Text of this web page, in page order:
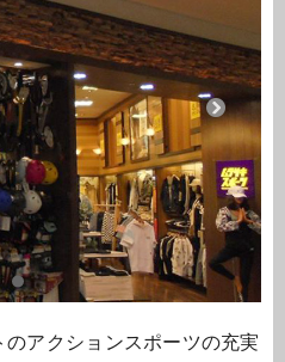
アクションスポーツの充実